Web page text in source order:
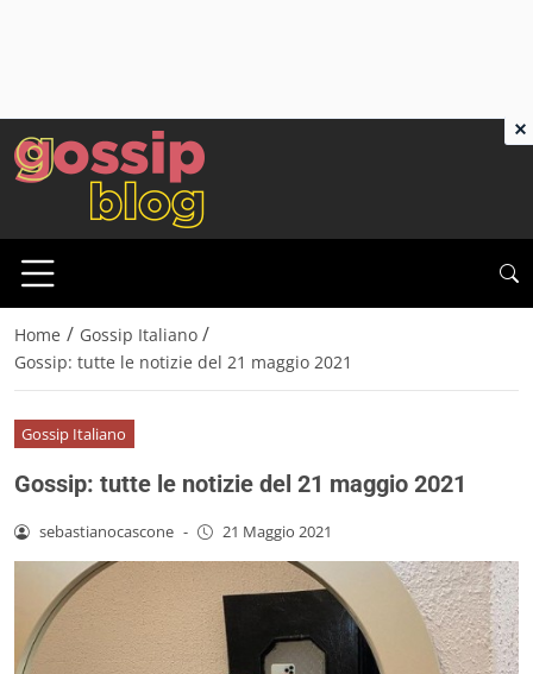
Home / Gossip Italiano /
Gossip: tutte le notizie del 21 maggio 2021
Gossip Italiano
Gossip: tutte le notizie del 21 maggio 2021
sebastianocascone - 21 Maggio 2021
×